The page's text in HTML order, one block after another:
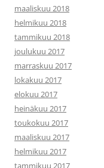
maaliskuu 2018
helmikuu 2018
tammikuu 2018
joulukuu 2017
marraskuu 2017
lokakuu 2017
elokuu 2017
heinäkuu 2017
toukokuu 2017
maaliskuu 2017
helmikuu 2017
tammikuu 2017